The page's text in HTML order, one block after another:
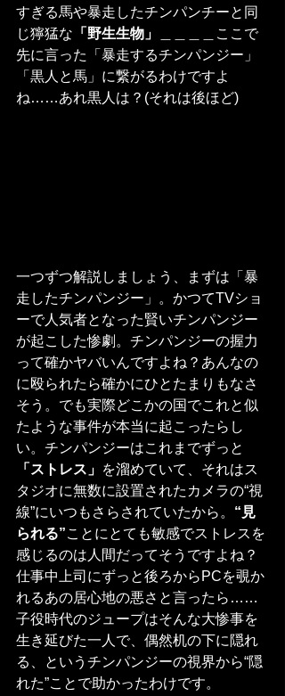
すぎる馬や暴走したチンパンチーと同
じ獰猛な 「野生生物」
＿＿＿＿ここで
先に言った「暴走するチンパンジー」
「黒人と馬」に繋がるわけですよ
ね……あれ黒人は？(それは後ほど)
一つずつ解説しましょう、まずは「暴
走したチンパンジー」。かつてTVショ
ーで人気者となった賢いチンパンジー
が起こした惨劇。チンパンジーの握力
って確かヤバいんですよね？あんなの
に殴られたら確かにひとたまりもなさ
そう。でも実際どこかの国でこれと似
たような事件が本当に起こったらし
い。チンパンジーはこれまでずっと
「ストレス」 を溜めていて、それはス
タジオに無数に設置されたカメラの“視
線”にいつもさらされていたから。 “見
られる”ことにとても敏感でストレスを
感じるのは人間だってそうですよね？
仕事中上司にずっと後ろからPCを覗か
れるあの居心地の悪さと言ったら……
子役時代のジュープはそんな大惨事を
生き延びた一人で、偶然机の下に隠れ
る、というチンパンジーの視界から“隠
れた”ことで助かったわけです。